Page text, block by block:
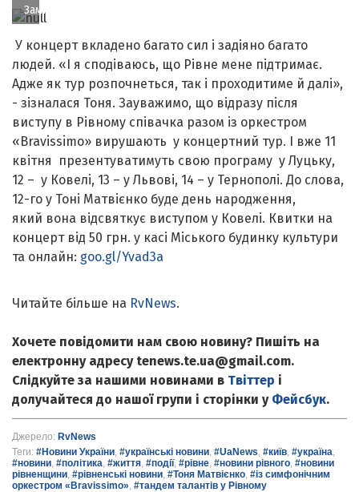
Замкової
У концерт вкладено багато сил і задіяно багато
людей. «І я сподіваюсь, що Рівне мене підтримає.
Адже як тур розпочнеться, так і проходитиме й далі»,
- зізналася Тоня. Зауважимо, що відразу після
виступу в Рівному співачка разом із оркестром
«Bravissimo» вирушають у концертний тур. І вже 11
квітня презентуватимуть свою програму у Луцьку,
12 – у Ковелі, 13 – у Львові, 14 – у Тернополі. До слова,
12-го у Тоні Матвієнко буде день народження,
який вона відсвяткує виступом у Ковелі. Квитки на
концерт від 50 грн. у касі Міського будинку культури
та онлайн: goo.gl/Yvad3a
Читайте більше на RvNews.
Хочете повідомити нам свою новину? Пишіть на
електронну адресу tenews.te.ua@gmail.com.
Слідкуйте за нашими новинами в Твіттер і
долучайтеся до нашої групи і сторінки у Фейсбук.
Джерело: RvNews
Теги: #Новини України, #українські новини, #UaNews, #київ, #україна,
#новини, #політика, #життя, #події, #рівне, #новини рівного, #новини
рівненщини, #рівненські новини, #Тоня Матвієнко, #із симфонічним
оркестром «Bravissimo», #тандем талантів у Рівному